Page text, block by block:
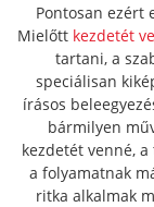
Pontosan ezért
Mielőtt kezdetét
tartani, a
speciálisan
írásos
bármilyen
kezdetét venné,
a folyamatnak
ritka alkalmak